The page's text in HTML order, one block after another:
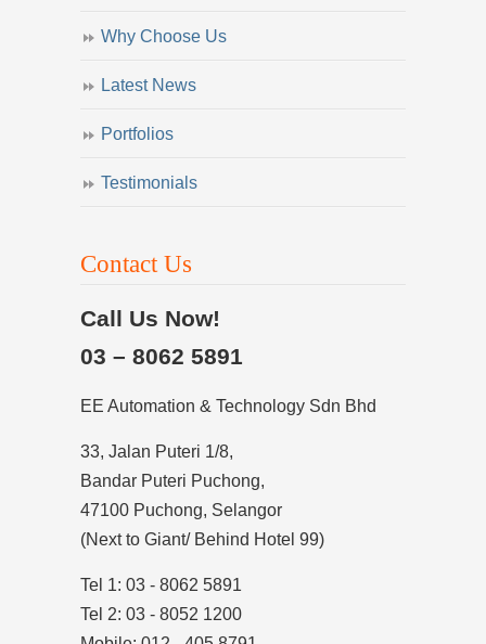
Why Choose Us
Latest News
Portfolios
Testimonials
Contact Us
Call Us Now!
03 – 8062 5891
EE Automation & Technology Sdn Bhd
33, Jalan Puteri 1/8,
Bandar Puteri Puchong,
47100 Puchong, Selangor
(Next to Giant/ Behind Hotel 99)
Tel 1: 03 - 8062 5891
Tel 2: 03 - 8052 1200